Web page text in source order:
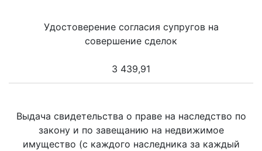
Удостоверение согласия супругов на
совершение сделок
3 439,91
Выдача свидетельства о праве на наследство по
закону и по завещанию на недвижимое
имущество (с каждого наследника за каждый